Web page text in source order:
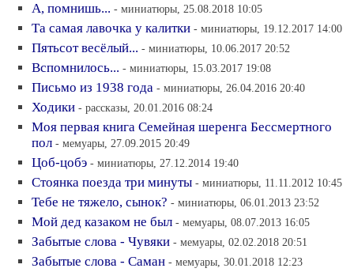
А, помнишь... - миниатюры, 25.08.2018 10:05
Та самая лавочка у калитки - миниатюры, 19.12.2017 14:00
Пятьсот весёлый... - миниатюры, 10.06.2017 20:52
Вспомнилось... - миниатюры, 15.03.2017 19:08
Письмо из 1938 года - миниатюры, 26.04.2016 20:40
Ходики - рассказы, 20.01.2016 08:24
Моя первая книга Семейная шеренга Бессмертного
пол - мемуары, 27.09.2015 20:49
Цоб-цобэ - миниатюры, 27.12.2014 19:40
Стоянка поезда три минуты - миниатюры, 11.11.2012 10:45
Тебе не тяжело, сынок? - миниатюры, 06.01.2013 23:52
Мой дед казаком не был - мемуары, 08.07.2013 16:05
Забытые слова - Чувяки - мемуары, 02.02.2018 20:51
Забытые слова - Саман - мемуары, 30.01.2018 12:23